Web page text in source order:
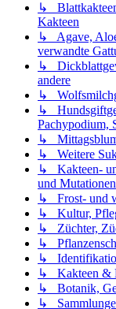
↳
Kakteen
↳ Agave,
verwandte
↳
andere
↳
↳
Pachypodium,
↳
↳ Weitere
↳ Kakteen-
und Mutationen
↳ Frost- und
↳ Kultur,
↳ Züchter,
↳
↳
↳ Kakteen &
↳ Botanik,
↳